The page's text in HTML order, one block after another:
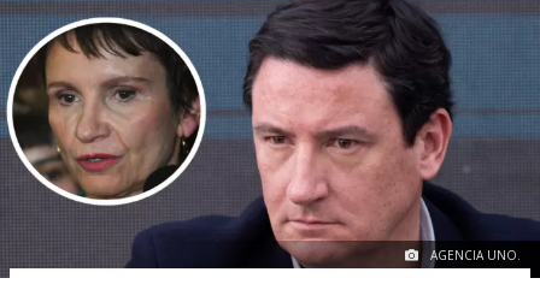
AGENCIA UNO.